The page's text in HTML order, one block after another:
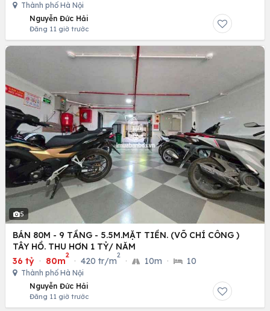
Thành phố Hà Nội
Nguyễn Đức Hải
Đăng 11 giờ trước
5
BÁN 80M - 9 TẦNG - 5.5M.MẶT TIỀN. (VÕ CHÍ CÔNG )
TÂY HỒ. THU HƠN 1 TỶ/ NĂM
36 tỷ · 80m
2
· 420 tr/m
2
· 10m · 10
Thành phố Hà Nội
Nguyễn Đức Hải
Đăng 11 giờ trước